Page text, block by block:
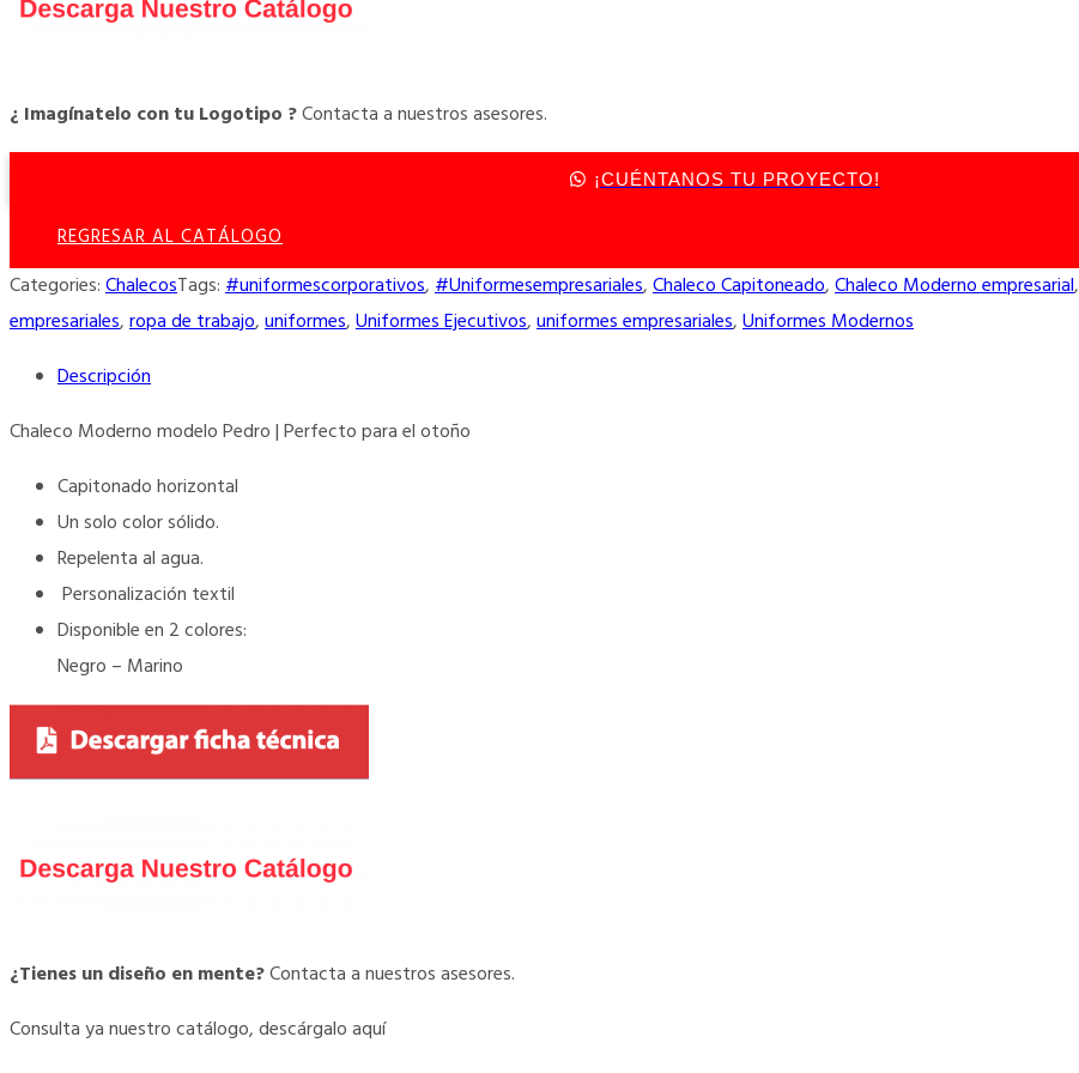
¿ Imagínatelo con tu Logotipo ?Contacta a nuestros asesores.
¡CUÉNTANOS TU PROYECTO!
REGRESAR AL CATÁLOGO
Categories:ChalecosTags:#uniformescorporativos,#Uniformesempresariales,Chaleco Capitoneado,Chaleco Moderno empresarial,
empresariales,ropa de trabajo,uniformes,Uniformes Ejecutivos,uniformes empresariales,Uniformes Modernos
Descripción
Chaleco Moderno modelo Pedro| Perfecto para el otoño
Capitonado horizontal
Un solo color sólido.
Repelenta al agua.
Personalización textil
Disponible en 2 colores:
Negro – Marino
¿Tienes undiseño en mente?Contacta a nuestros asesores.
Consulta ya nuestro catálogo, descárgalo aquí